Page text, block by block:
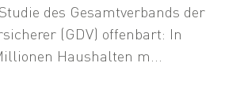
des Gesamtverbands der
(GDV) offenbart: In
Haushalten m...